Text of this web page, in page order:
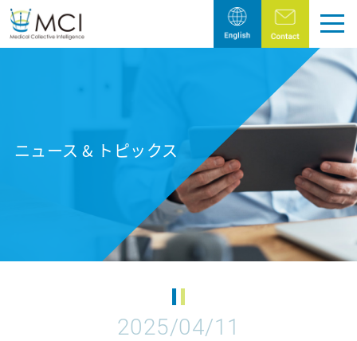
ニュース & トピックス
2025/04/11
製薬・医療機器業界の皆様へ